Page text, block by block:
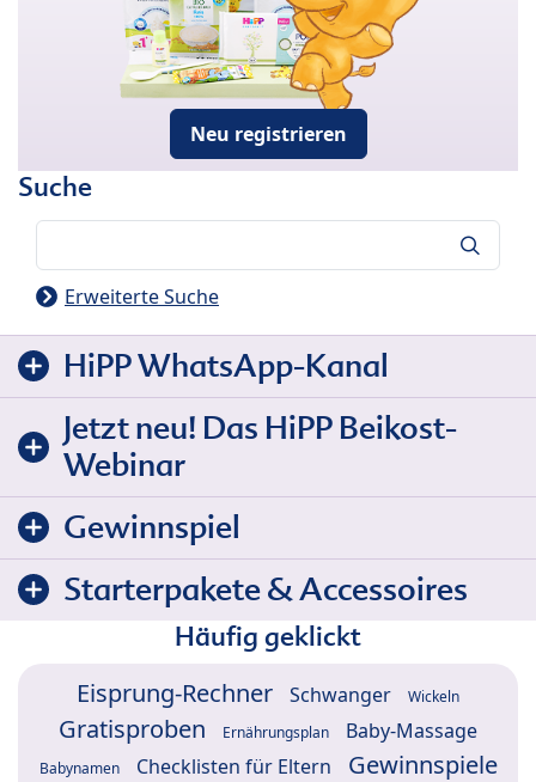
Neu registrieren
Suche
Erweiterte Suche
HiPP WhatsApp-Kanal
Jetzt neu! Das HiPP Beikost-
Webinar
Gewinnspiel
Starterpakete & Accessoires
Häufig geklickt
Eisprung-Rechner Schwanger Wickeln
Gratisproben Ernährungsplan Baby-Massage
Babynamen Checklisten für Eltern
Gewinnspiele